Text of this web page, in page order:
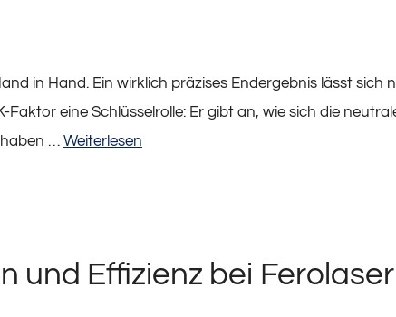
in Hand. Ein wirklich präzises Endergebnis lässt sich
eine Schlüsselrolle: Er gibt an, wie sich die
haben … Weiterlesen
und Effizienz bei Ferolaser